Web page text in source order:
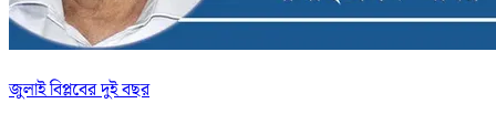
জুলাই বিপ্লবের দুই বছর